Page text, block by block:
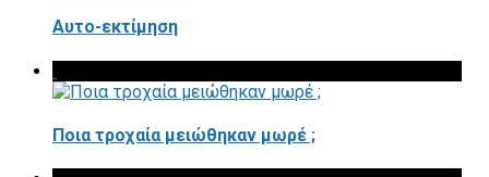
Αυτο-εκτίμηση
Ποια τροχαία μειώθηκαν μωρέ ;